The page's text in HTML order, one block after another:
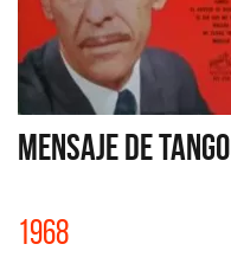
MENSAJE DE TANGO
1968